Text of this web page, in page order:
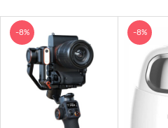
-8% -8%